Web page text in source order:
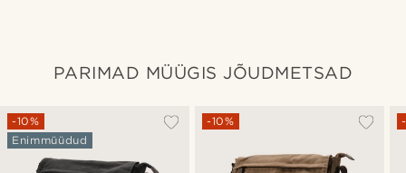
PARIMAD MÜÜGIS JÕUDMETSAD
-10%
Enimmüüdud
-10%